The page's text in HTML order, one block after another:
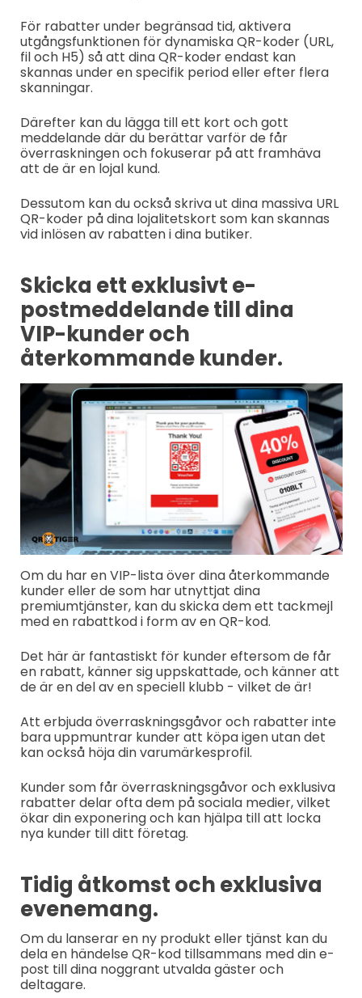
För rabatter under begränsad tid, aktivera
utgångsfunktionen för dynamiska QR-koder (URL,
fil och H5) så att dina QR-koder endast kan
skannas under en specifik period eller efter flera
skanningar.
Därefter kan du lägga till ett kort och gott
meddelande där du berättar varför de får
överraskningen och fokuserar på att framhäva
att de är en lojal kund.
Dessutom kan du också skriva ut dina massiva URL
QR-koder på dina lojalitetskort som kan skannas
vid inlösen av rabatten i dina butiker.
Skicka ett exklusivt e-
postmeddelande till dina
VIP-kunder och
återkommande kunder.
Om du har en VIP-lista över dina återkommande
kunder eller de som har utnyttjat dina
premiumtjänster, kan du skicka dem ett tackmejl
med en rabattkod i form av en QR-kod.
Det här är fantastiskt för kunder eftersom de får
en rabatt, känner sig uppskattade, och känner att
de är en del av en speciell klubb - vilket de är!
Att erbjuda överraskningsgåvor och rabatter inte
bara uppmuntrar kunder att köpa igen utan det
kan också höja din varumärkesprofil.
Kunder som får överraskningsgåvor och exklusiva
rabatter delar ofta dem på sociala medier, vilket
ökar din exponering och kan hjälpa till att locka
nya kunder till ditt företag.
Tidig åtkomst och exklusiva
evenemang.
Om du lanserar en ny produkt eller tjänst kan du
dela en händelse QR-kod tillsammans med din e-
post till dina noggrant utvalda gäster och
deltagare.